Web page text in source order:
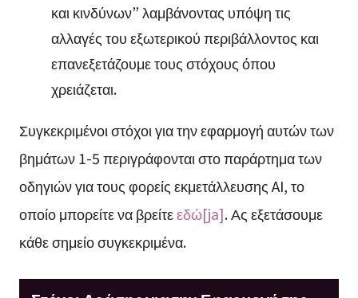
και κινδύνων” λαμβάνοντας υπόψη τις
αλλαγές του εξωτερικού περιβάλλοντος και
επανεξετάζουμε τους στόχους όπου
χρειάζεται.
Συγκεκριμένοι στόχοι για την εφαρμογή αυτών των
βημάτων 1-5 περιγράφονται στο παράρτημα των
οδηγιών για τους φορείς εκμετάλλευσης AI, το
οποίο μπορείτε να βρείτεεδώ[ja]. Ας εξετάσουμε
κάθε σημείο συγκεκριμένα.